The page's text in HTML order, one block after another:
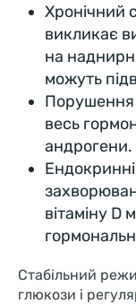
Хронічний
викликає
на
можуть
Порушення
весь
андрогени.
вітаміну D
Стабільний
глюкози і